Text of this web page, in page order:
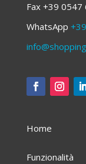
Fax +39 0547
WhatsApp
Home
Funzionalità